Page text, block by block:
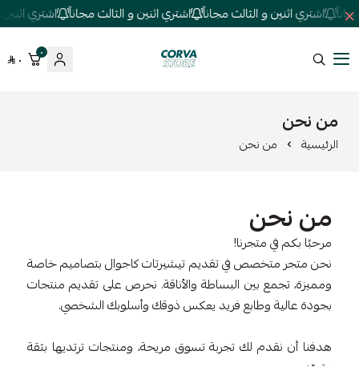
اشتري اثنين و الثالث مجاناً اشتري اثنين و الثالث مجاناً اشتري اثنين
كورفا ستور
٠ ٠
من نحن
الرئيسية من نحن
من نحن
مرحبًا بكم في متجرنا!
نحن متجر متخصص في تقديم تيشيرتات كاجوال بتصاميم خاصة
ومميزة، تجمع بين البساطة والأناقة. نحرص على تقديم منتجات
بجودة عالية وطابع فريد يعكس ذوقك وأسلوبك الشخصي.
هدفنا أن نقدم لك تجربة تسوق مريحة، ومنتجات ترتديها بثقة